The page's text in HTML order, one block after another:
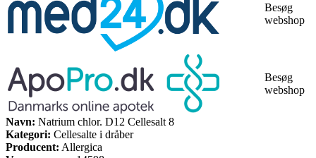
Besøg
webshop
Besøg
webshop
Navn: Natrium chlor. D12 Cellesalt 8
Kategori: Cellesalte i dråber
Producent: Allergica